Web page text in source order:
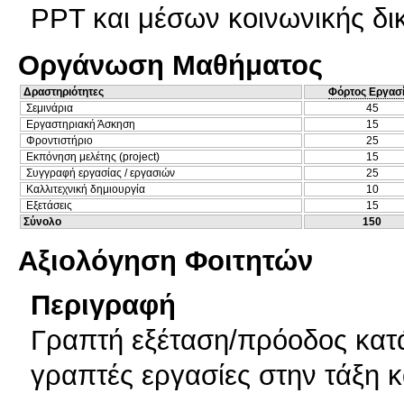
PPT και μέσων κοινωνικής
Οργάνωση Μαθήματος
Δραστηριότητες
Φόρτος
Σεμινάρια
45
Εργαστηριακή Άσκηση
15
Φροντιστήριο
25
Εκπόνηση μελέτης (project)
15
Συγγραφή εργασίας / εργασιών
25
Καλλιτεχνική δημιουργία
10
Εξετάσεις
15
Σύνολο
150
Αξιολόγηση Φοιτητών
Περιγραφή
Γραπτή εξέταση/πρόοδος
γραπτές εργασίες στην τάξη